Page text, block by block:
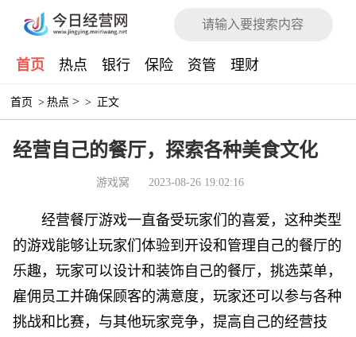
首页 热点 银行 保险 资管 理财
首页 > 热点 > > 正文
经营自己的餐厅，探索各种美食文化
游戏窝 2023-08-26 19:02:16
经营餐厅游戏一直备受玩家们的喜爱，这种类型
的游戏能够让玩家们体验到开设和管理自己的餐厅的
乐趣，玩家可以设计和装饰自己的餐厅，挑选菜单，
雇佣员工并确保顾客的满意度，玩家还可以参与各种
挑战和比赛，与其他玩家竞争，提高自己的经营技